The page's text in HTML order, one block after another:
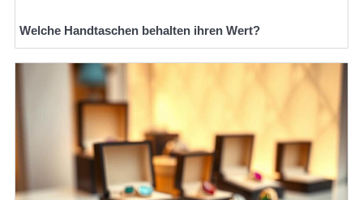
Welche Handtaschen behalten ihren Wert?